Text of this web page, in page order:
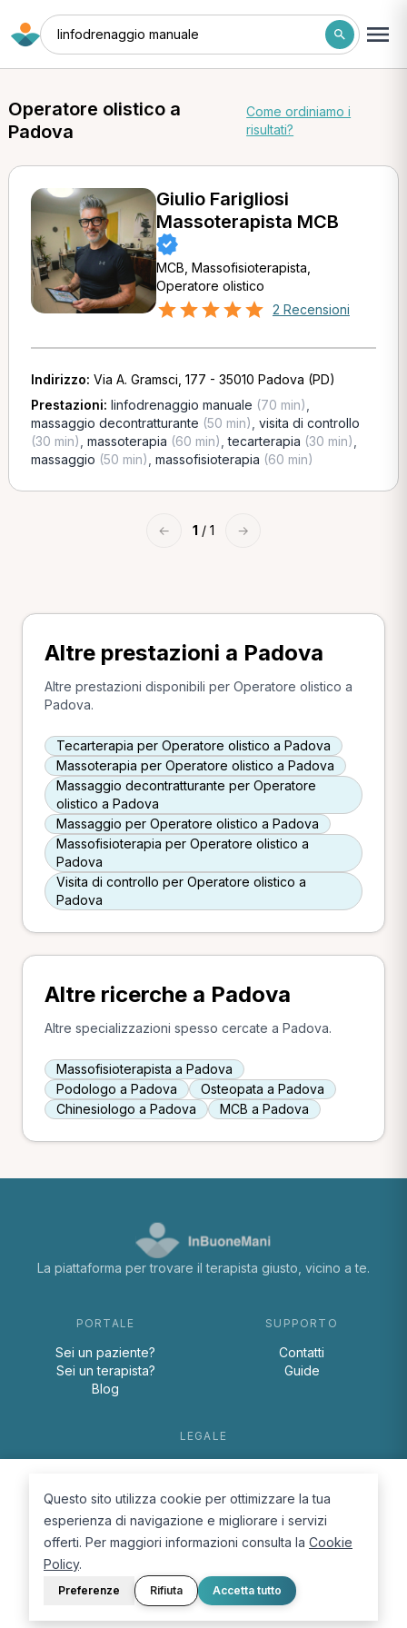
linfodrenaggio manuale
Operatore olistico a
Padova
Come ordiniamo i
risultati?
Giulio Farigliosi
Massoterapista MCB
MCB, Massofisioterapista,
Operatore olistico
2 Recensioni
Indirizzo: Via A. Gramsci, 177 - 35010 Padova (PD)
Prestazioni: linfodrenaggio manuale (70 min)
massaggio decontratturante (50 min) visita di controllo
(30 min) massoterapia (60 min) ,tecarterapia (30 min)
massaggio (50 min) massofisioterapia (60 min)
← 1 / 1 →
Altre prestazioni a Padova
Altre prestazioni disponibili per Operatore olistico a
Padova.
Tecarterapia per Operatore olistico a Padova
Massoterapia per Operatore olistico a Padova
Massaggio decontratturante per Operatore
olistico a Padova
Massaggio per Operatore olistico a Padova
Massofisioterapia per Operatore olistico a
Padova
Visita di controllo per Operatore olistico a
Padova
Altre ricerche a Padova
Altre specializzazioni spesso cercate a Padova.
Massofisioterapista a Padova
Podologo a Padova
Osteopata a Padova
Chinesiologo a Padova
MCB a Padova
La piattaforma per trovare il terapista giusto, vicino a te.
PORTALE
Sei un paziente?
Sei un terapista?
Blog
SUPPORTO
Contatti
Guide
LEGALE
Cookie Policy
© 2026 D.Lab S.r.l. — InBuoneMani
Questo sito utilizza cookie per ottimizzare la tua
esperienza di navigazione e migliorare i servizi
offerti. Per maggiori informazioni consulta la Cookie
Policy.
Preferenze Rifiuta Accetta tutto